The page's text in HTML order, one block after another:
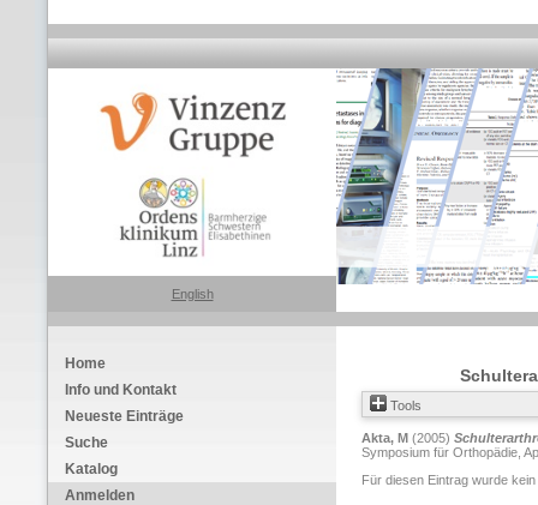
English
Home
Info und Kontakt
Neueste Einträge
Suche
Katalog
Anmelden
Tools
Akta, M (2005)
Symposium für Orthopädie,
Für diesen Eintrag wurde